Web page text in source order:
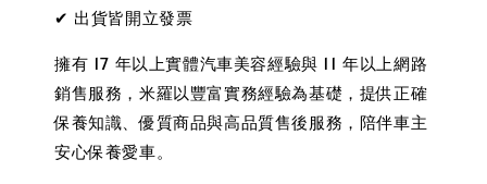
✔ 出貨皆開立發票
擁有 17 年以上實體汽車美容經驗與 11 年以上網路
銷售服務，米羅以豐富實務經驗為基礎，提供正確
保養知識、優質商品與高品質售後服務，陪伴車主
安心保養愛車。